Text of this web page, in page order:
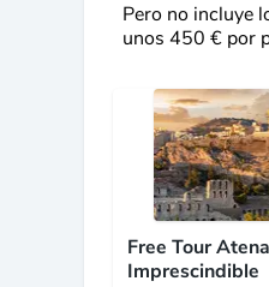
Pero no incluye
unos 450 € por
Free Tour
Imprescindible